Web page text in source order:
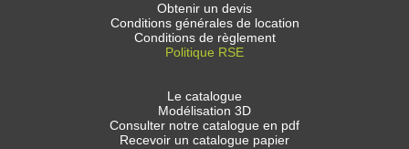
Obtenir un devis
Conditions générales de location
Conditions de règlement
Politique RSE
Le catalogue
Modélisation 3D
Consulter notre catalogue en pdf
Recevoir un catalogue papier